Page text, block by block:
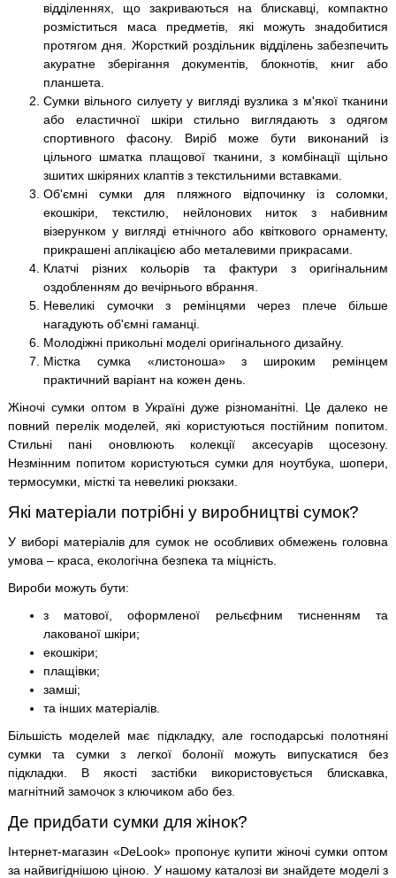
відділеннях, що закриваються на блискавці, компактно
розміститься маса предметів, які можуть знадобитися
протягом дня. Жорсткий роздільник відділень забезпечить
акуратне зберігання документів, блокнотів, книг або
планшета.
Сумки вільного силуету у вигляді вузлика з м'якої тканини
або еластичної шкіри стильно виглядають з одягом
спортивного фасону. Виріб може бути виконаний із
цільного шматка плащової тканини, з комбінації щільно
зшитих шкіряних клаптів з текстильними вставками.
Об'ємні сумки для пляжного відпочинку із соломки,
екошкіри, текстилю, нейлонових ниток з набивним
візерунком у вигляді етнічного або квіткового орнаменту,
прикрашені аплікацією або металевими прикрасами.
Клатчі різних кольорів та фактури з оригінальним
оздобленням до вечірнього вбрання.
Невеликі сумочки з ремінцями через плече більше
нагадують об'ємні гаманці.
Молодіжні прикольні моделі оригінального дизайну.
Містка сумка «листоноша» з широким ремінцем
практичний варіант на кожен день.
Жіночі сумки оптом в Україні дуже різноманітні. Це далеко не
повний перелік моделей, які користуються постійним попитом.
Стильні пані оновлюють колекції аксесуарів щосезону.
Незмінним попитом користуються сумки для ноутбука, шопери,
термосумки, місткі та невеликі рюкзаки.
Які матеріали потрібні у виробництві сумок?
У виборі матеріалів для сумок не особливих обмежень головна
умова – краса, екологічна безпека та міцність.
Вироби можуть бути:
з матової, оформленої рельєфним тисненням та
лакованої шкіри;
екошкіри;
плащівки;
замші;
та інших матеріалів.
Більшість моделей має підкладку, але господарські полотняні
сумки та сумки з легкої болонії можуть випускатися без
підкладки. В якості застібки використовується блискавка,
магнітний замочок з ключиком або без.
Де придбати сумки для жінок?
Інтернет-магазин «DeLook» пропонує купити жіночі сумки оптом
за найвигіднішою ціною. У нашому каталозі ви знайдете моделі з